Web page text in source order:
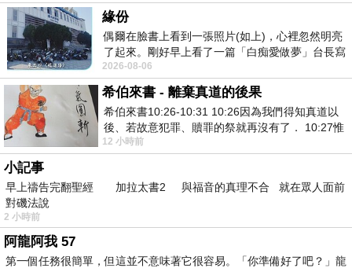
304不鏽鋼1.2L真空保溫二層餐盒組#04228而且24小時都能
買，上網慢慢挑選，不用等店家開門也不用看店員臉色
想要購買【妙管家】內外304不鏽鋼1.2L真空保
溫二層餐盒組#04228已經想很多天了!也求助谷
哥大神 發現【妙管家】內外304不鏽鋼1.2L真空
保溫二層餐盒組#04228的評價真的不錯想想哪裡
買最便宜.心得文.試用文.分享文行李箱/旅遊用品
分享推薦.好用.推薦.評價.熱銷.開箱文.優缺點比
較
緣份
偶爾在臉書上看到一張照片(如上)，心裡忽然明亮
了起來。剛好早上看了一篇「白痴愛做夢」台長寫
的貼文，在回顧年輕時瘋狂愛上
2026-08-06
希伯來書 - 離棄真道的後果
希伯來書10:26-10:31 10:26因為我們得知真道以
後、若故意犯罪、贖罪的祭就再沒有了． 10:27惟
有戰懼等候審判和那燒滅眾敵人的烈火
12 小時前
小記事
早上禱告完翻聖經 加拉太書2 與福音的真理不合 就在眾人面前
對磯法說
2 小時前
阿龍阿我 57
第一個任務很簡單，但這並不意味著它很容易。「你準備好了吧？」龍